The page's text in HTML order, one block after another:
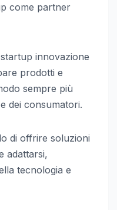
come partner
innovazione
prodotti e
sempre più
dei consumatori.
di offrire soluzioni
adattarsi,
tecnologia e